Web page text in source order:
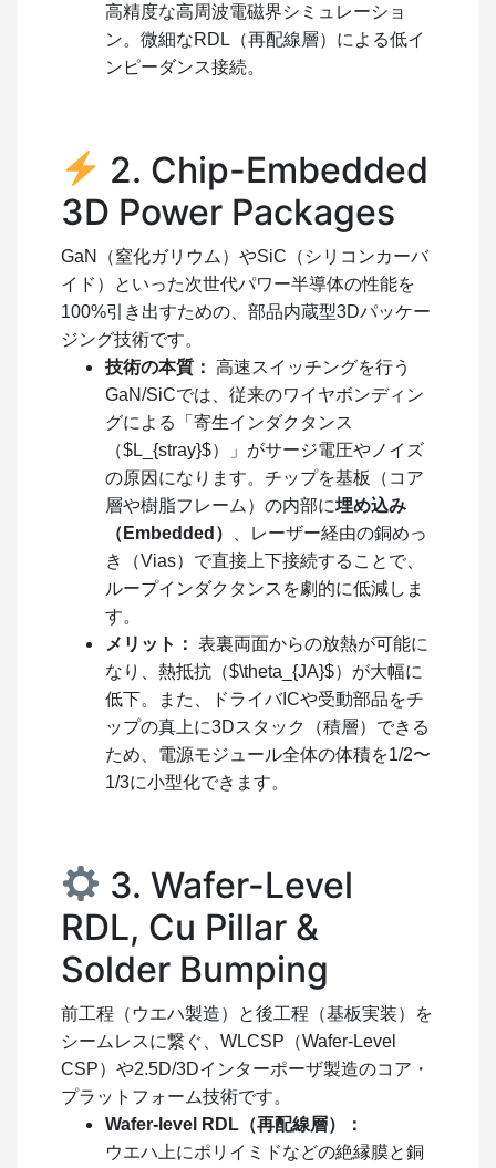
高精度な高周波電磁界シミュレーショ
ン。微細なRDL（再配線層）による低イ
ンピーダンス接続。
2. Chip-Embedded
3D Power Packages
GaN（窒化ガリウム）やSiC（シリコンカーバ
イド）といった次世代パワー半導体の性能を
100%引き出すための、部品内蔵型3Dパッケー
ジング技術です。
技術の本質： 高速スイッチングを行う
GaN/SiCでは、従来のワイヤボンディン
グによる「寄生インダクタンス
（$L_{stray}$）」がサージ電圧やノイズ
の原因になります。チップを基板（コア
層や樹脂フレーム）の内部に埋め込み
（Embedded）
、レーザー経由の銅めっ
き（Vias）で直接上下接続することで、
ループインダクタンスを劇的に低減しま
す。
メリット： 表裏両面からの放熱が可能に
なり、熱抵抗（$\theta_{JA}$）が大幅に
低下。また、ドライバICや受動部品をチ
ップの真上に3Dスタック（積層）できる
ため、電源モジュール全体の体積を1/2〜
1/3に小型化できます。
3. Wafer-Level
RDL, Cu Pillar &
Solder Bumping
前工程（ウエハ製造）と後工程（基板実装）を
シームレスに繋ぐ、WLCSP（Wafer-Level
CSP）や2.5D/3Dインターポーザ製造のコア・
プラットフォーム技術です。
Wafer-level RDL（再配線層）：
ウエハ上にポリイミドなどの絶縁膜と銅